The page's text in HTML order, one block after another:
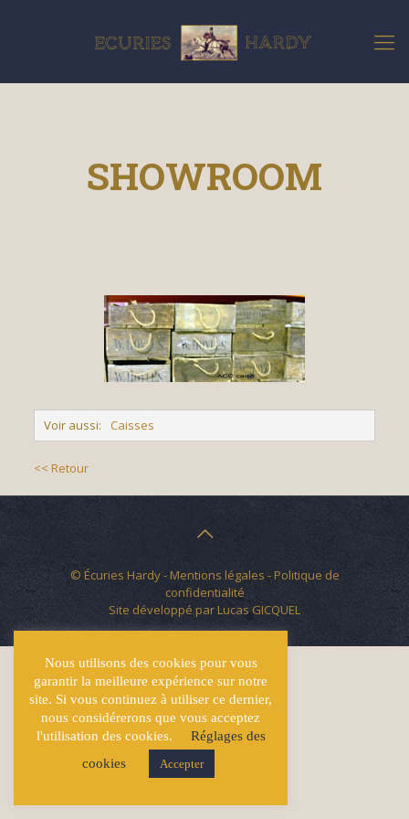
SHOWROOM
Voir aussi: Caisses
<< Retour
© Écuries Hardy -Mentions légales - Politique de
confidentialité
Site développé parLucas GICQUEL
Nous utilisons des cookies pour vous
garantir la meilleure expérience sur notre
site. Si vous continuez à utiliser ce dernier,
nous considérerons que vous acceptez
l'utilisation des cookies.
Réglages des
cookies
Accepter